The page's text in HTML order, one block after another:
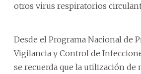
otros virus respiratorios
Desde el Programa Nacional de
Vigilancia y Control de
se recuerda que la utilización de